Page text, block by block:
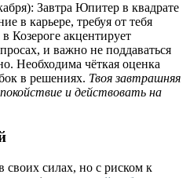
Завтра Юпитер в квадрате
в карьере, требуя от тебя
Козероге акцентирует
и важно не поддаваться
Необходима чёткая оценка
в решениях. Твоя завтрашняя
и действовать на
своих силах, но с риском к